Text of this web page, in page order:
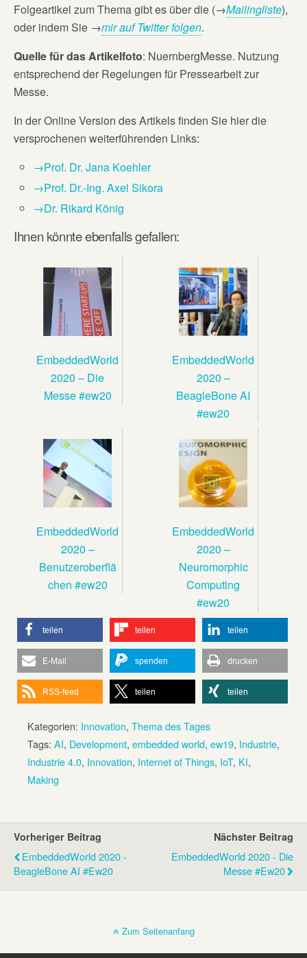
Folgeartikel zum Thema gibt es über die (→Mailingliste),
oder indem Sie →mir auf Twitter folgen.
Quelle für das Artikelfoto: NuernbergMesse. Nutzung
entsprechend der Regelungen für Pressearbeit zur
Messe.
In der Online Version des Artikels finden Sie hier die
versprochenen weiterführenden Links:
→Prof. Dr. Jana Koehler
→Prof. Dr.-Ing. Axel Sikora
→Dr. Rikard König
Ihnen könnte ebenfalls gefallen:
EmbeddedWorld
2020 – Die
Messe #ew20
EmbeddedWorld
2020 –
BeagleBone AI
#ew20
EmbeddedWorld
2020 –
Benutzeroberflä
chen #ew20
EmbeddedWorld
2020 –
Neuromorphic
Computing
#ew20
teilen teilen teilen
E-Mail spenden drucken
RSS-feed teilen teilen
Kategorien: Innovation, Thema des Tages
Tags: AI, Development, embedded world, ew19, Industrie,
Industrie 4.0, Innovation, Internet of Things, IoT, KI,
Making
Vorheriger Beitrag
EmbeddedWorld 2020 -
BeagleBone AI #ew20
Nächster Beitrag
EmbeddedWorld 2020 - Die
Messe #ew20
Zum Seitenanfang